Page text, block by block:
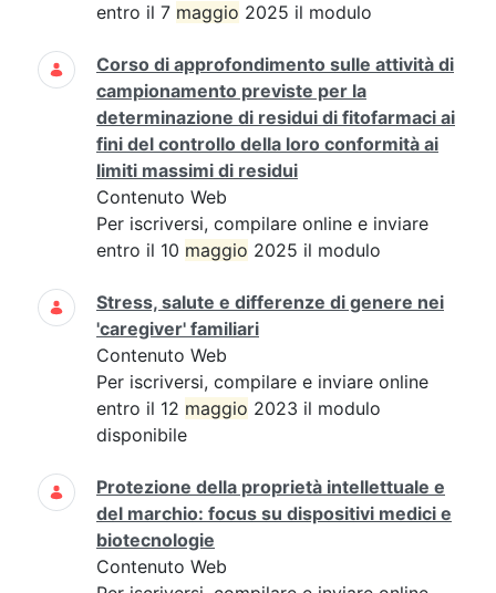
entro il 7 maggio 2025 il modulo
Corso di approfondimento sulle attività di
campionamento previste per la
determinazione di residui di fitofarmaci ai
fini del controllo della loro conformità ai
limiti massimi di residui
Contenuto Web
Per iscriversi, compilare online e inviare
entro il 10 maggio 2025 il modulo
Stress, salute e differenze di genere nei
'caregiver' familiari
Contenuto Web
Per iscriversi, compilare e inviare online
entro il 12 maggio 2023 il modulo
disponibile
Protezione della proprietà intellettuale e
del marchio: focus su dispositivi medici e
biotecnologie
Contenuto Web